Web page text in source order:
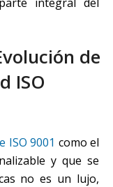
de
ISO
ISO 9001 como el
y que se
no es un lujo,